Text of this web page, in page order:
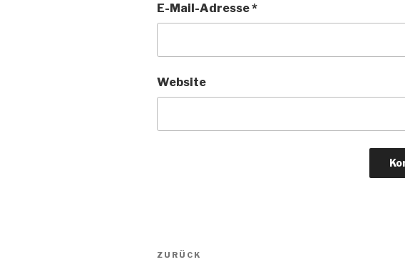
E-Mail-Adresse*
Website
Beitragsnavigation
Vorheriger
ZURÜCK